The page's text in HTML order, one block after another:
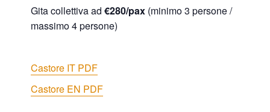
Gita collettiva ad€280/pax (minimo 3 persone /
massimo 4 persone)
Castore IT PDF
Castore EN PDF